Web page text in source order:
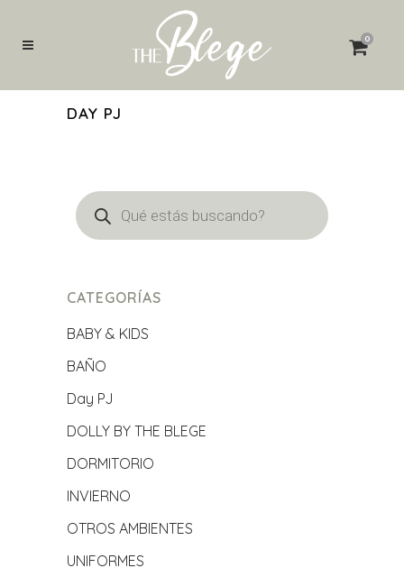
productos
0
DAY PJ
Búsqueda
de
productos
CATEGORÍAS
BABY & KIDS
BAÑO
Day PJ
DOLLY BY THE BLEGE
DORMITORIO
INVIERNO
OTROS AMBIENTES
UNIFORMES